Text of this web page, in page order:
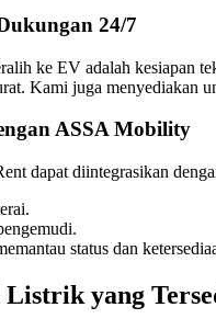
24/7
ke EV adalah kesiapan
Kami juga menyediakan
ASSA Mobility
dapat diintegrasikan
status dan
yang